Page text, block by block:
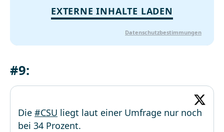
EXTERNE INHALTE LADEN
Datenschutzbestimmungen
#9:
Die #CSU liegt laut einer Umfrage nur noch
bei 34 Prozent.